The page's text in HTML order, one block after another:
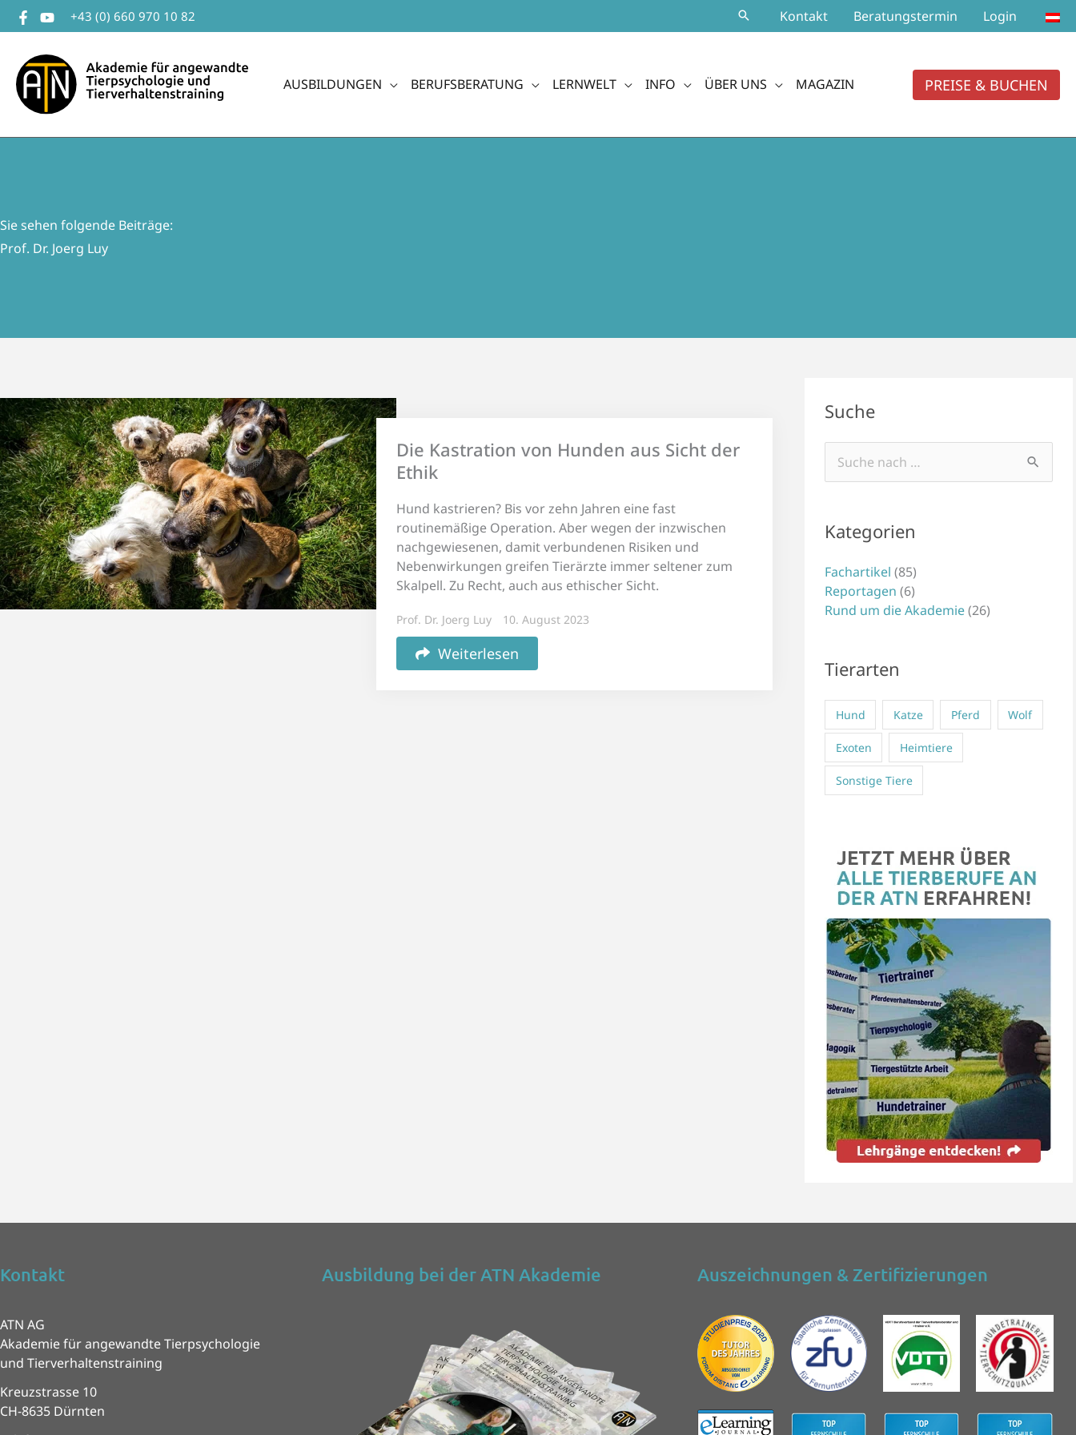
Zum
Inhalt
+43 (0) 660 970 10 82 Kontakt Beratungstermin Login
AUSBILDUNGEN BERUFSBERATUNG LERNWELT INFO ÜBER UNS MAGAZIN PREISE & BUCHEN
Sie sehen folgende Beiträge:
Prof. Dr. Joerg Luy
Die Kastration von Hunden aus Sicht der
Ethik
Hund kastrieren? Bis vor zehn Jahren eine fast
routinemäßige Operation. Aber wegen der inzwischen
nachgewiesenen, damit verbundenen Risiken und
Nebenwirkungen greifen Tierärzte immer seltener zum
Skalpell. Zu Recht, auch aus ethischer Sicht.
Prof. Dr. Joerg Luy 10. August 2023
Weiterlesen
Suche
Suchen
nach:
Kategorien
Fachartikel (85)
Reportagen (6)
Rund um die Akademie(26)
Tierarten
Hund Katze Pferd Wolf
Exoten Heimtiere
Sonstige Tiere
Kontakt
ATN AG
Akademie für angewandte Tierpsychologie
und Tierverhaltenstraining
Kreuzstrasse 10
CH-8635 Dürnten
Ausbildung bei der ATN Akademie Auszeichnungen & Zertifizierungen